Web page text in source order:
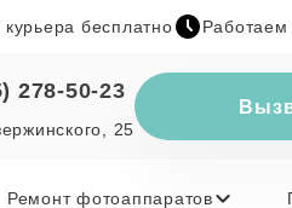
бесплатно
278-50-23
25
Ремонт фотоаппаратов